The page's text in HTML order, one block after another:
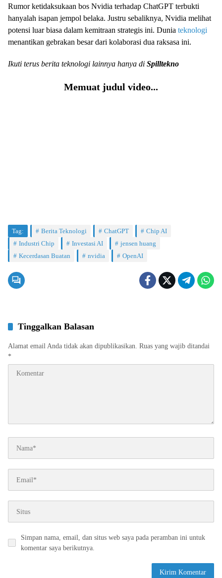
Rumor ketidaksukaan bos Nvidia terhadap ChatGPT terbukti
hanyalah isapan jempol belaka. Justru sebaliknya, Nvidia melihat
potensi luar biasa dalam kemitraan strategis ini. Dunia teknologi
menantikan gebrakan besar dari kolaborasi dua raksasa ini.
Ikuti terus berita teknologi lainnya hanya di Spilltekno
Memuat judul video...
Tag: Berita Teknologi ChatGPT
Chip AI
Industri Chip
Investasi AI
jensen huang
Kecerdasan Buatan
nvidia OpenAI
Tinggalkan Balasan
Alamat email Anda tidak akan dipublikasikan. Ruas yang wajib ditandai
*
Simpan nama, email, dan situs web saya pada peramban ini untuk
komentar saya berikutnya.